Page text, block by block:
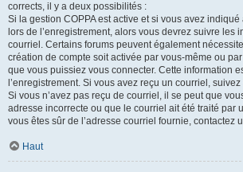
corrects, il y a deux possibilités :
Si la gestion COPPA est active et si vous avez
lors de l’enregistrement, alors vous devrez suivre les
courriel. Certains forums peuvent également
création de compte soit activée par vous-même ou
que vous puissiez vous connecter. Cette information
l’enregistrement. Si vous avez reçu un courriel,
Si vous n’avez pas reçu de courriel, il se peut que
adresse incorrecte ou que le courriel ait été traité par
vous êtes sûr de l’adresse courriel fournie, contactez
Haut